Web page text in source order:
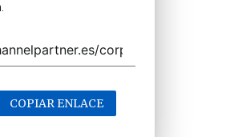
COPIAR ENLACE